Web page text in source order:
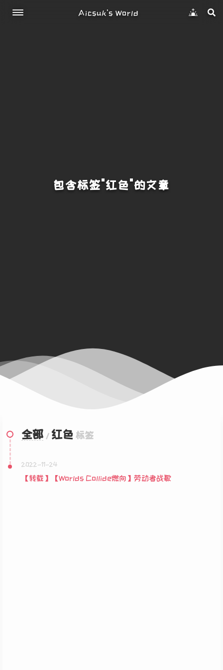
包含标签"红色"的文章
Aicsuk's World
全部 / 红色 标签
2022-11-24
【转载】【Worlds Collide燃向】劳动者战歌